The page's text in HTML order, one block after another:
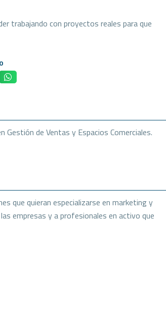
trabajando con proyectos reales para que
de Ventas y Espacios Comerciales.
que quieran especializarse en marketing y
empresas y a profesionales en activo que